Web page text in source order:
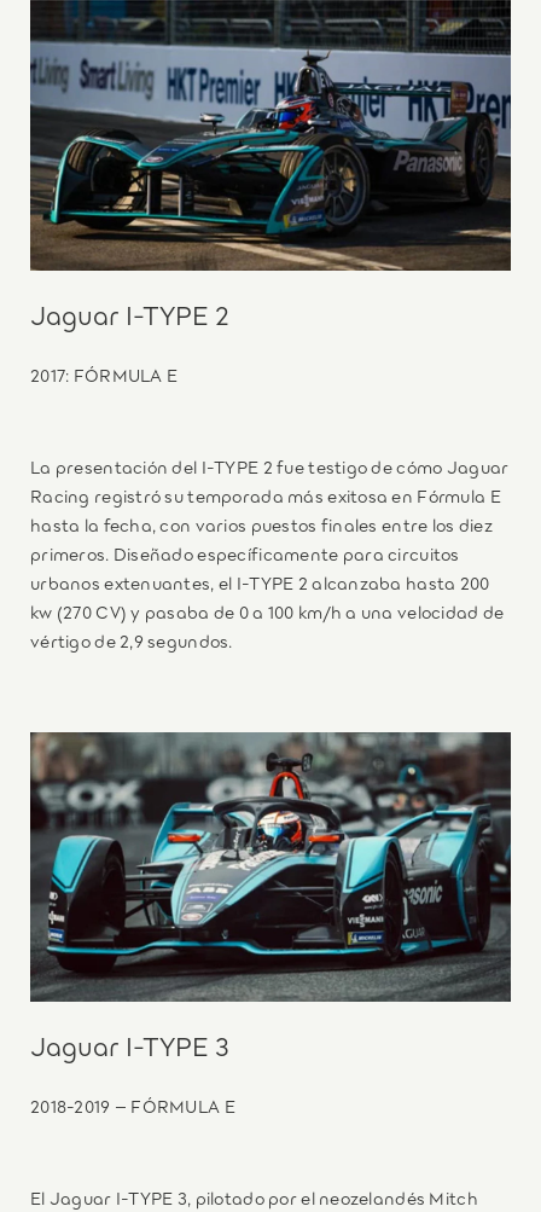
Jaguar I-TYPE 2
2017: FÓRMULA E
La presentación del I-TYPE 2 fue testigo de cómo Jaguar
Racing registró su temporada más exitosa en Fórmula E
hasta la fecha, con varios puestos finales entre los diez
primeros. Diseñado específicamente para circuitos
urbanos extenuantes, el I-TYPE 2 alcanzaba hasta 200
kw (270 CV) y pasaba de 0 a 100 km/h a una velocidad de
vértigo de 2,9 segundos.
Jaguar I-TYPE 3
2018-2019 – FÓRMULA E
El Jaguar I-TYPE 3, pilotado por el neozelandés Mitch